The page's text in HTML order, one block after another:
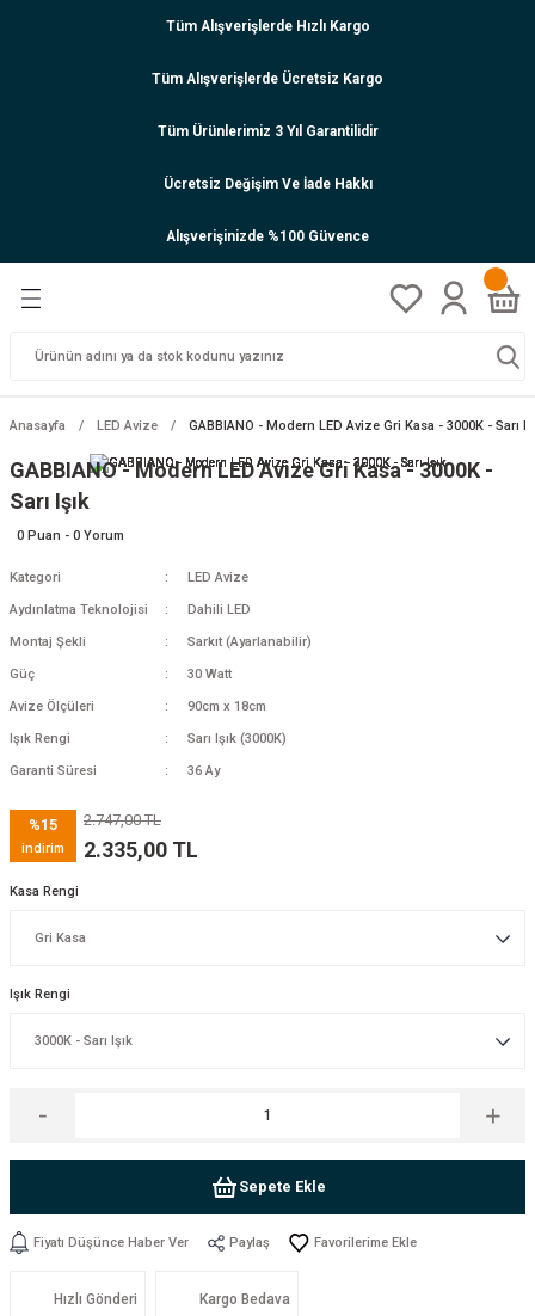
Tüm Alışverişlerde Hızlı Kargo
Tüm Alışverişlerde Ücretsiz Kargo
Tüm Ürünlerimiz 3 Yıl Garantilidir
Ücretsiz Değişim Ve İade Hakkı
Alışverişinizde %100 Güvence
Anasayfa LED Avize GABBIANO - Modern LED Avize Gri Kasa - 3000K - Sarı
GABBIANO - Modern LED Avize Gri Kasa - 3000K -
Sarı Işık
0 Puan - 0 Yorum
Kategori LED Avize
Aydınlatma Teknolojisi Dahili LED
Montaj Şekli Sarkıt (Ayarlanabilir)
Güç 30 Watt
Avize Ölçüleri 90cm x 18cm
Işık Rengi Sarı Işık (3000K)
Garanti Süresi 36 Ay
%15
indirim
2.747,00 TL
2.335,00 TL
Kasa Rengi
Işık Rengi
Sepete Ekle
Fiyatı Düşünce Haber Ver Paylaş
Hızlı Gönderi Kargo Bedava